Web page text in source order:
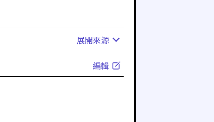
展開來源
編輯